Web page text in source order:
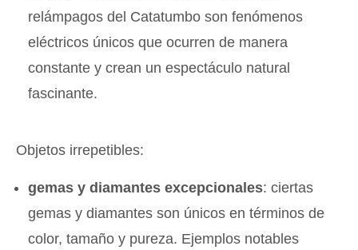
relámpagos del Catatumbo son fenómenos
eléctricos únicos que ocurren de manera
constante y crean un espectáculo natural
fascinante.
Objetos irrepetibles:
gemas y diamantes excepcionales: ciertas
gemas y diamantes son únicos en términos de
color, tamaño y pureza. Ejemplos notables